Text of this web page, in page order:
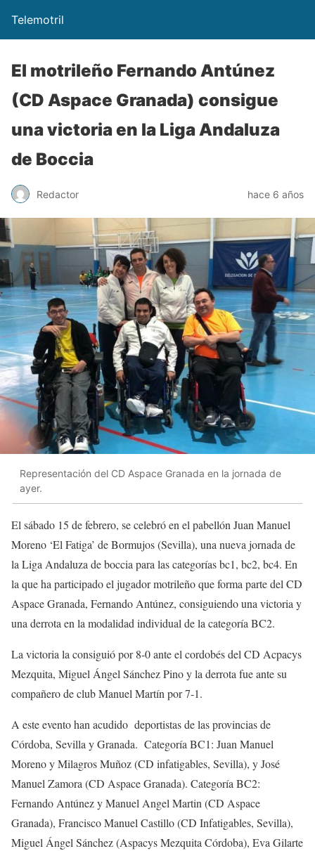
Telemotril
El motrileño Fernando Antúnez
(CD Aspace Granada) consigue
una victoria en la Liga Andaluza
de Boccia
Redactor hace 6 años
Representación del CD Aspace Granada en la jornada de
ayer.
El sábado 15 de febrero, se celebró en el pabellón Juan Manuel
Moreno ‘El Fatiga’ de Bormujos (Sevilla), una nueva jornada de
la Liga Andaluza de boccia para las categorías bc1, bc2, bc4. En
la que ha participado el jugador motrileño que forma parte del CD
Aspace Granada, Fernando Antúnez, consiguiendo una victoria y
una derrota en la modalidad individual de la categoría BC2.
La victoria la consiguió por 8-0 ante el cordobés del CD Acpacys
Mezquita, Miguel Ángel Sánchez Pino y la derrota fue ante su
compañero de club Manuel Martín por 7-1.
A este evento han acudido deportistas de las provincias de
Córdoba, Sevilla y Granada. Categoría BC1: Juan Manuel
Moreno y Milagros Muñoz (CD infatigables, Sevilla), y José
Manuel Zamora (CD Aspace Granada). Categoría BC2:
Fernando Antúnez y Manuel Angel Martin (CD Aspace
Granada), Francisco Manuel Castillo (CD Infatigables, Sevilla),
Miguel Ángel Sánchez (Aspacys Mezquita Córdoba), Eva Gilarte